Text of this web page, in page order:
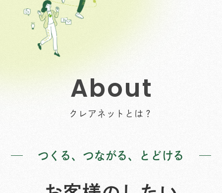
About
クレアネットとは？
つくる、つながる、とどける